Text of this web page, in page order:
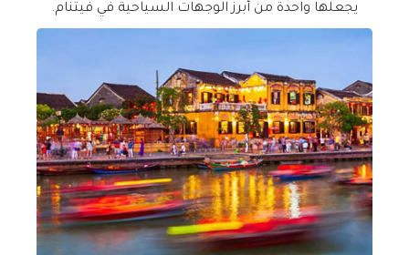
يجعلها واحدة من أبرز الوجهات السياحية في فيتنام.